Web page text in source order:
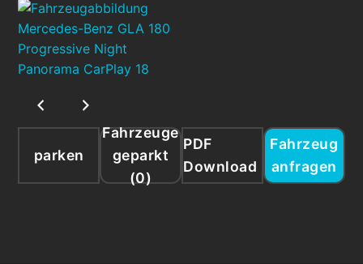
parken
Fahrzeuge
geparkt
(0)
PDF
Download
Fahrzeug
anfragen